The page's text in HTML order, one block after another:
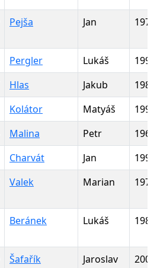
Pejša Jan 1975
Pergler Lukáš
1992
Hlas Jakub
1989
Kolátor Matyáš
1999
Malina Petr
1969
Charvát Jan
1998
Valek Marian 1975
Beránek Lukáš 1985
Šafařík Jaroslav
2000